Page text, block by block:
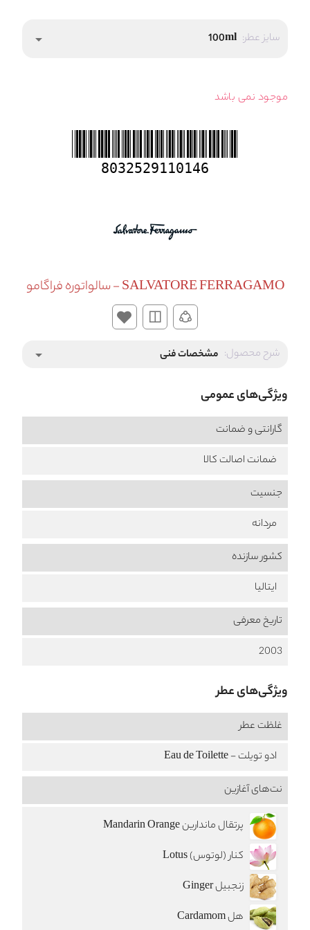
سایز عطر: 100ml
arrow_drop_down
موجود نمی باشد
8032529110146
SALVATORE FERRAGAMO - سالواتوره فراگامو
شرح محصول: مشخصات فنی arrow_drop_down
ویژگی‌های عمومی
گارانتی و ضمانت
ضمانت اصالت کالا
جنسیت
مردانه
کشور سازنده
ایتالیا
تاریخ معرفی
2003
ویژگی‌های عطر
غلظت عطر
ادو تویلت - Eau de Toilette
نت‌های آغازین
پرتقال ماندارین Mandarin Orange
کنار (لوتوس) Lotus
زنجبیل Ginger
هل Cardamom